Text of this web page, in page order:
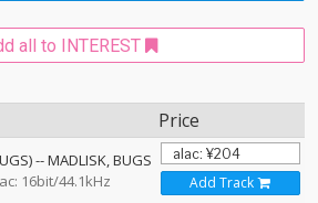
all to INTEREST
Price
--MADLISK BUGS
16bit/44.1kHz
Add Track